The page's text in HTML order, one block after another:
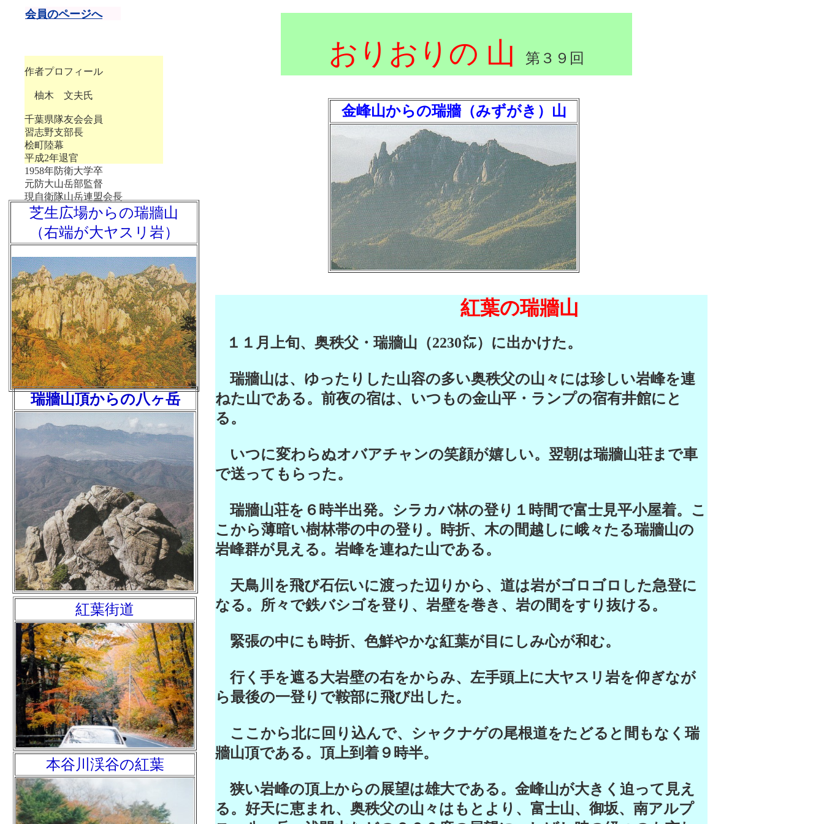
会員のページへ
おりおりの 山 第３９回
紅葉の瑞牆山
１１月上旬、奥秩父・瑞牆山（2230㍍）に出かけた。
瑞牆山は、ゆったりした山容の多い奥秩父の山々には珍しい岩峰を連
ねた山である。前夜の宿は、いつもの金山平・ランプの宿有井館にと
る。
いつに変わらぬオバアチャンの笑顔が嬉しい。翌朝は瑞牆山荘まで車
で送ってもらった。
瑞牆山荘を６時半出発。シラカバ林の登り１時間で富士見平小屋着。こ
こから薄暗い樹林帯の中の登り。時折、木の間越しに峨々たる瑞牆山の
岩峰群が見える。岩峰を連ねた山である。
天鳥川を飛び石伝いに渡った辺りから、道は岩がゴロゴロした急登に
なる。所々で鉄バシゴを登り、岩壁を巻き、岩の間をすり抜ける。
緊張の中にも時折、色鮮やかな紅葉が目にしみ心が和む。
行く手を遮る大岩壁の右をからみ、左手頭上に大ヤスリ岩を仰ぎなが
ら最後の一登りで鞍部に飛び出した。
ここから北に回り込んで、シャクナゲの尾根道をたどると間もなく瑞
牆山頂である。頂上到着９時半。
狭い岩峰の頂上からの展望は雄大である。金峰山が大きく迫って見え
る。好天に恵まれ、奥秩父の山々はもとより、富士山、御坂、南アルプ
作者プロフィール
柚木 文夫氏
千葉県隊友会会員
習志野支部長
桧町陸幕
平成2年退官
1958年防衛大学卒
元防大山岳部監督
現自衛隊山岳連盟会長
金峰山からの瑞牆（みずがき）山
本谷川渓谷の紅葉
瑞牆山頂からの八ヶ岳
芝生広場からの瑞牆山
（右端が大ヤスリ岩）
紅葉街道